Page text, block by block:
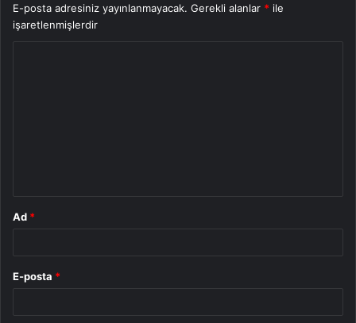
E-posta adresiniz yayınlanmayacak. Gerekli alanlar * ile
işaretlenmişlerdir
Ad *
E-posta *